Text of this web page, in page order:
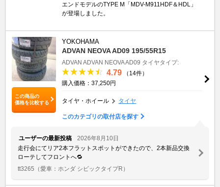
エンドモデルのTYPE M「MDV-M911HDF＆HDL」
が登場しました。
この商品の
価格を比較する
YOKOHAMA
ADVAN NEOVA AD09 195/55R15
ADVAN ADVAN NEOVA AD09 タイヤタイプ:
4.79
（14件）
購入価格：37,250円
タイヤ・ホイール タイヤ
このカテゴリの取付店を探す
ユーザーの最新投稿
2026年8月10日
走行会にてリア2本フラットスポットができたので、2本新品交換
ローテしてフロントへ🔁
tt3265 （愛車：ホンダ シビックタイプR）